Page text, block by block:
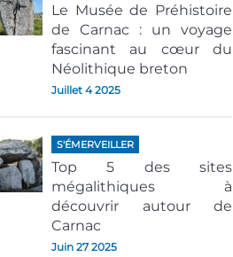
Le Musée de Préhistoire
de Carnac : un voyage
fascinant au cœur du
Néolithique breton
Juillet 4 2025
S'ÉMERVEILLER
Top 5 des sites
mégalithiques à
découvrir autour de
Carnac
Juin 27 2025